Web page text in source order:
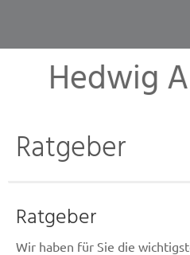
Hedwig
Ratgeber
Ratgeber
Wir haben für Sie die